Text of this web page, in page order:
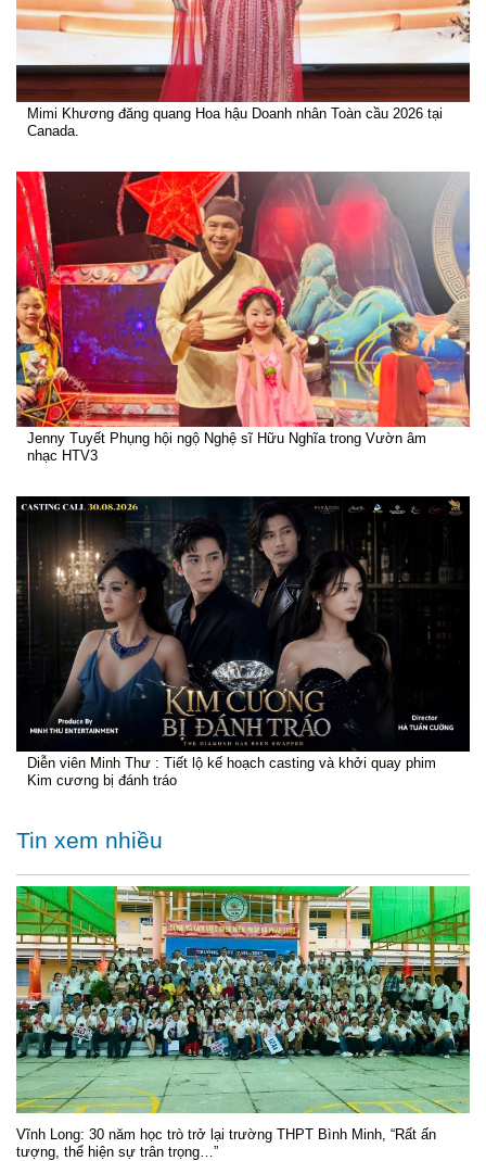
Mimi Khương đăng quang Hoa hậu Doanh nhân Toàn cầu 2026 tại
Canada.
Jenny Tuyết Phụng hội ngộ Nghệ sĩ Hữu Nghĩa trong Vườn âm
nhạc HTV3
Diễn viên Minh Thư : Tiết lộ kế hoạch casting và khởi quay phim
Kim cương bị đánh tráo
Tin xem nhiều
Vĩnh Long: 30 năm học trò trở lại trường THPT Bình Minh, “Rất ấn
tượng, thể hiện sự trân trọng…”